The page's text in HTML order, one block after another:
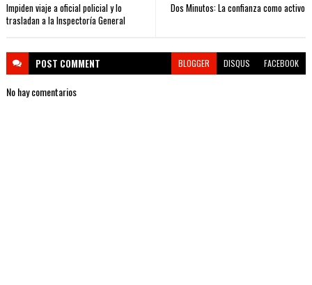
Dos Minutos: La confianza como activo
Impiden viaje a oficial policial y lo
trasladan a la Inspectoría General
POST COMMENT BLOGGER DISQUS FACEBOOK
No hay comentarios